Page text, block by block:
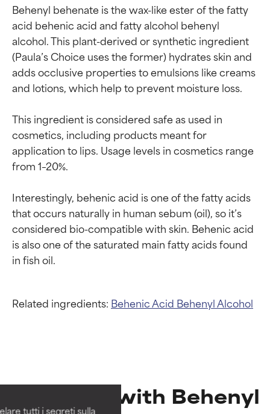
tutti i segreti sulla
Behenyl behenate is the wax-like ester of the fatty
acid behenic acid and fatty alcohol behenyl
alcohol. This plant-derived or synthetic ingredient
(Paula’s Choice uses the former) hydrates skin and
adds occlusive properties to emulsions like creams
and lotions, which help to prevent moisture loss.
This ingredient is considered safe as used in
cosmetics, including products meant for
application to lips. Usage levels in cosmetics range
from 1–20%.
Interestingly, behenic acid is one of the fatty acids
that occurs naturally in human sebum (oil), so it’s
considered bio-compatible with skin. Behenic acid
is also one of the saturated main fatty acids found
Related ingredients: Behenic Acid Behenyl Alcohol
Products with Behenyl
Comprovati e sostenuti da studi
Comprovati e sostenuti da studi